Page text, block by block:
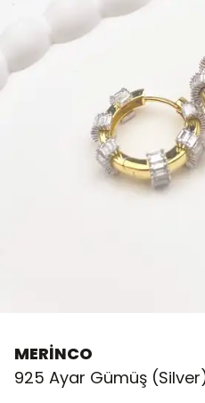
MERİNCO
925 Ayar Gümüş